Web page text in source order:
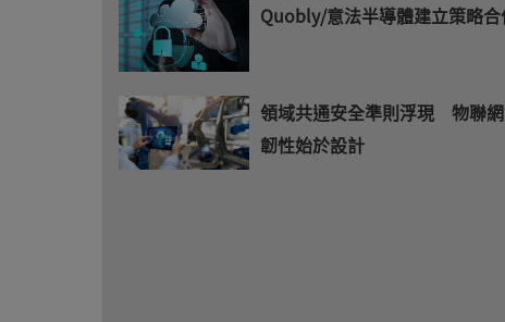
Quobly/意法半導體建立策略合
領域共通安全準則浮現 物聯
韌性始於設計